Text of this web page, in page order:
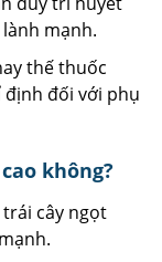
mạnh.
thế thuốc
định đối với phụ
không?
cây ngọt